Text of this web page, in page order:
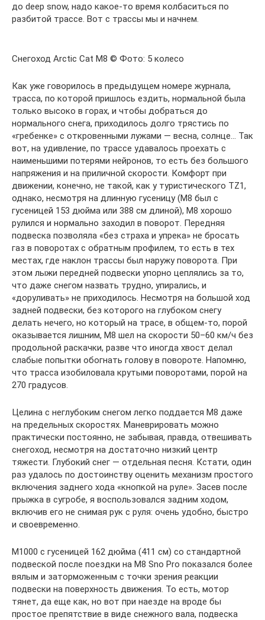
до deep snow, надо какое-то время колбаситься по
разбитой трассе. Вот с трассы мы и начнем.
Снегоход Arctic Cat M8 © Фото: 5 колесо
Как уже говорилось в предыдущем номере журнала,
трасса, по которой пришлось ездить, нормальной была
только высоко в горах, и чтобы добраться до
нормального снега, приходилось долго трястись по
«гребенке» с откровенными лужами — весна, солнце… Так
вот, на удивление, по трассе удавалось проехать с
наименьшими потерями нейронов, то есть без большого
напряжения и на приличной скорости. Комфорт при
движении, конечно, не такой, как у туристического TZ1,
однако, несмотря на длинную гусеницу (М8 был с
гусеницей 153 дюйма или 388 см длиной), М8 хорошо
рулился и нормально заходил в поворот. Передняя
подвеска позволяла «без страха и упрека» не бросать
газ в поворотах с обратным профилем, то есть в тех
местах, где наклон трассы был наружу поворота. При
этом лыжи передней подвески упорно цеплялись за то,
что даже снегом назвать трудно, упирались, и
«доруливать» не приходилось. Несмотря на большой ход
задней подвески, без которого на глубоком снегу
делать нечего, но который на трасе, в общем-то, порой
оказывается лишним, М8 шел на скорости 50–60 км/ч без
продольной раскачки, разве что иногда хвост делал
слабые попытки обогнать голову в повороте. Напомню,
что трасса изобиловала крутыми поворотами, порой на
270 градусов.
Целина с неглубоким снегом легко поддается М8 даже
на предельных скоростях. Маневрировать можно
практически постоянно, не забывая, правда, отвешивать
снегоход, несмотря на достаточно низкий центр
тяжести. Глубокий снег — отдельная песня. Кстати, один
раз удалось по достоинству оценить механизм простого
включения заднего хода «кнопкой на руле». Засев после
прыжка в сугробе, я воспользовался задним ходом,
включив его не снимая рук с руля: очень удобно, быстро
и своевременно.
М1000 с гусеницей 162 дюйма (411 см) со стандартной
подвеской после поездки на М8 Sno Pro показался более
вялым и заторможенным с точки зрения реакции
подвески на поверхность движения. То есть, мотор
тянет, да еще как, но вот при наезде на вроде бы
простое препятствие в виде снежного вала, подвеска